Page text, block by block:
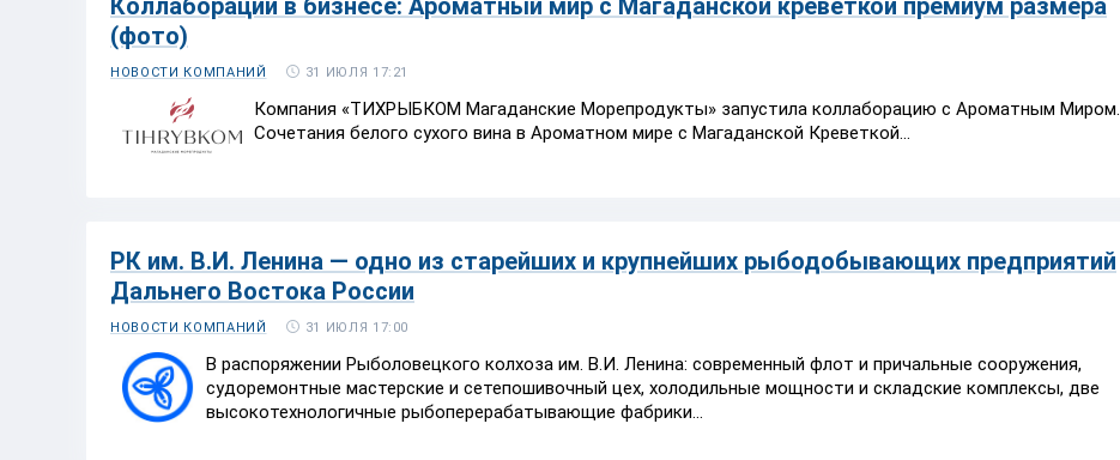
Коллаборации в бизнесе: Ароматный мир с Магаданской креветкой премиум размера
(фото)
НОВОСТИ КОМПАНИЙ 31 ИЮЛЯ 17:21
Компания «ТИХРЫБКОМ Магаданские Морепродукты» запустила коллаборацию с Ароматным Миром.
Сочетания белого сухого вина в Ароматном мире с Магаданской Креветкой...
РК им. В.И. Ленина — одно из старейших и крупнейших рыбодобывающих предприятий
Дальнего Востока России
НОВОСТИ КОМПАНИЙ 31 ИЮЛЯ 17:00
В распоряжении Рыболовецкого колхоза им. В.И. Ленина: современный флот и причальные сооружения,
судоремонтные мастерские и сетепошивочный цех, холодильные мощности и складские комплексы, две
высокотехнологичные рыбоперерабатывающие фабрики...